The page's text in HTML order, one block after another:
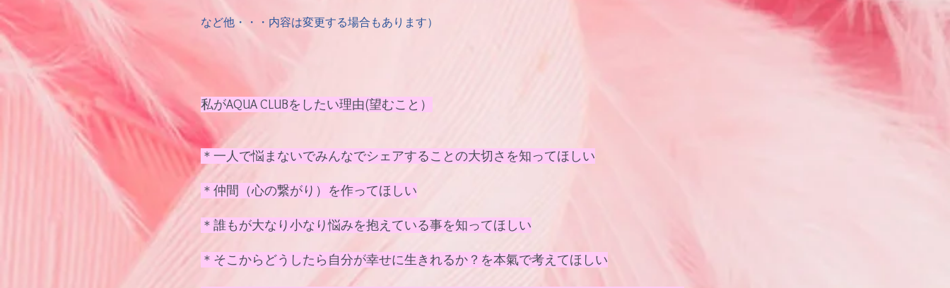
など他・・・内容は変更する場合もあります）
私がAQUA CLUBをしたい理由(望むこと）
＊一人で悩まないでみんなでシェアすることの大切さを知ってほしい
＊仲間（心の繋がり）を作ってほしい
＊誰もが大なり小なり悩みを抱えている事を知ってほしい
＊そこからどうしたら自分が幸せに生きれるか？を本氣で考えてほしい